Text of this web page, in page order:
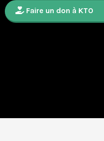
Faire un don à KTO